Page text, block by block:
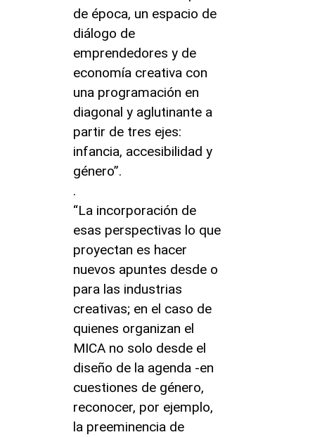
de época, un espacio de
diálogo de
emprendedores y de
economía creativa con
una programación en
diagonal y aglutinante a
partir de tres ejes:
infancia, accesibilidad y
género”.
.
“La incorporación de
esas perspectivas lo que
proyectan es hacer
nuevos apuntes desde o
para las industrias
creativas; en el caso de
quienes organizan el
MICA no solo desde el
diseño de la agenda -en
cuestiones de género,
reconocer, por ejemplo,
la preeminencia de